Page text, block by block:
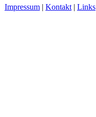
Impressum | Kontakt | Links